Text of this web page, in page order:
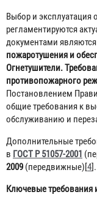
Выбор и эксплуатация
регламентируются
документами являются
пожаротушения и
Огнетушители.
противопожарного
Постановлением
общие требования к
обслуживанию и
Дополнительные
в ГОСТ Р 51057-2001
2009 (передвижные)[4].
Ключевые требования